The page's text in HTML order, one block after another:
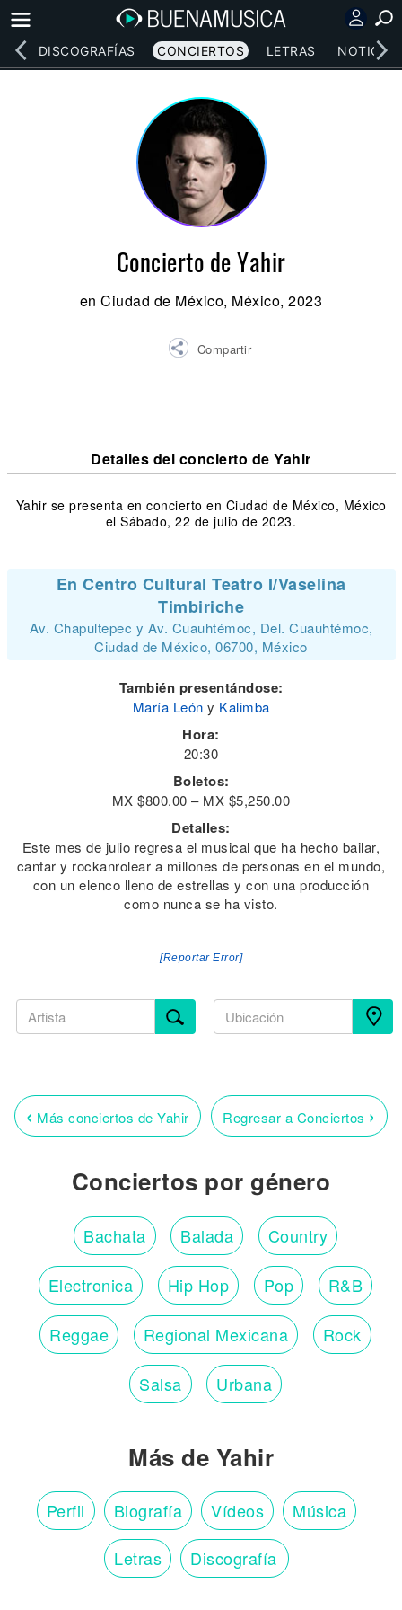
DISCOGRAFÍAS CONCIERTOS LETRAS NOTICIAS
Concierto de Yahir
en Ciudad de México, México, 2023
Compartir
Detalles del concierto de Yahir
Yahir se presenta en concierto en Ciudad de México, México
el Sábado, 22 de julio de 2023.
En Centro Cultural Teatro I/Vaselina
Timbiriche
Av. Chapultepec y Av. Cuauhtémoc, Del. Cuauhtémoc,
Ciudad de México, 06700, México
También presentándose:
María León y Kalimba
Hora:
20:30
Boletos:
MX $800.00 – MX $5,250.00
Detalles:
Este mes de julio regresa el musical que ha hecho bailar,
cantar y rockanrolear a millones de personas en el mundo,
con un elenco lleno de estrellas y con una producción
como nunca se ha visto.
[Reportar Error]
‹ Más conciertos de Yahir Regresar a Conciertos ›
Conciertos por género
Bachata Balada Country
Electronica Hip Hop Pop R&B
Reggae Regional Mexicana Rock
Salsa Urbana
Más de Yahir
Perfil Biografía Vídeos Música
Letras Discografía